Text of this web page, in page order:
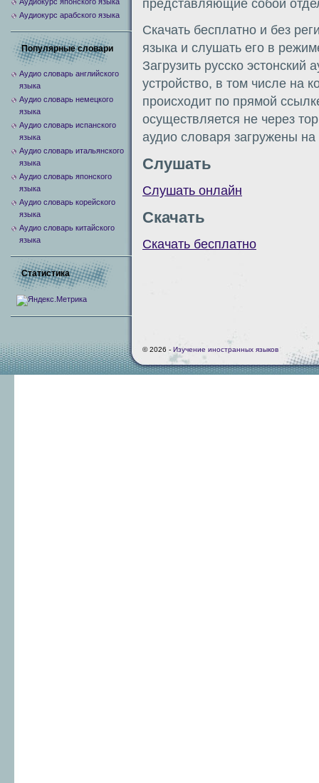
представляющие собой
Скачать бесплатно и без
языка и слушать его в
Загрузить русско
устройство, в том числе на
происходит по прямой
осуществляется не через
аудио словаря загружены
Слушать
Слушать онлайн
Скачать
Скачать бесплатно
Аудиокурс арабского языка
Популярные словари
Аудио словарь английского
языка
Аудио словарь немецкого
языка
Аудио словарь испанского
языка
Аудио словарь итальянского
языка
Аудио словарь японского
языка
Аудио словарь корейского
языка
Аудио словарь китайского
языка
Статистика
© 2026 - Изучение иностранных языков